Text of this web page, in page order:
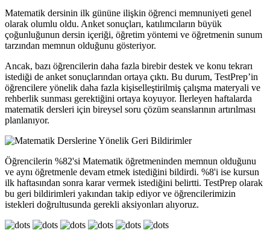
Matematik dersinin ilk gününe ilişkin öğrenci memnuniyeti genel
olarak olumlu oldu. Anket sonuçları, katılımcıların büyük
çoğunluğunun dersin içeriği, öğretim yöntemi ve öğretmenin sunum
tarzından memnun olduğunu gösteriyor.
Ancak, bazı öğrencilerin daha fazla birebir destek ve konu tekrarı
istediği de anket sonuçlarından ortaya çıktı. Bu durum, TestPrep’in
öğrencilere yönelik daha fazla kişiselleştirilmiş çalışma materyali ve
rehberlik sunması gerektiğini ortaya koyuyor. İlerleyen haftalarda
matematik dersleri için bireysel soru çözüm seanslarının artırılması
planlanıyor.
Öğrencilerin %82'si Matematik öğretmeninden memnun olduğunu
ve aynı öğretmenle devam etmek istediğini bildirdi. %8'i ise kursun
ilk haftasından sonra karar vermek istediğini belirtti. TestPrep olarak
bu geri bildirimleri yakından takip ediyor ve öğrencilerimizin
istekleri doğrultusunda gerekli aksiyonları alıyoruz.